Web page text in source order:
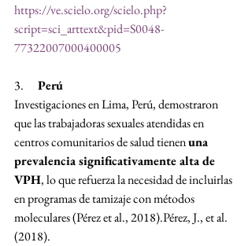
https://ve.scielo.org/scielo.php?
script=sci_arttext&pid=S0048-
77322007000400005
3. Perú
Investigaciones en Lima, Perú, demostraron
que las trabajadoras sexuales atendidas en
centros comunitarios de salud tienen una
prevalencia significativamente alta de
VPH, lo que refuerza la necesidad de incluirlas
en programas de tamizaje con métodos
moleculares (Pérez et al., 2018).Pérez, J., et al.
(2018).